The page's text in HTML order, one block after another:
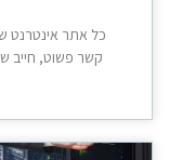
כל אתר אינטרנט
קשר פשוט, חייב